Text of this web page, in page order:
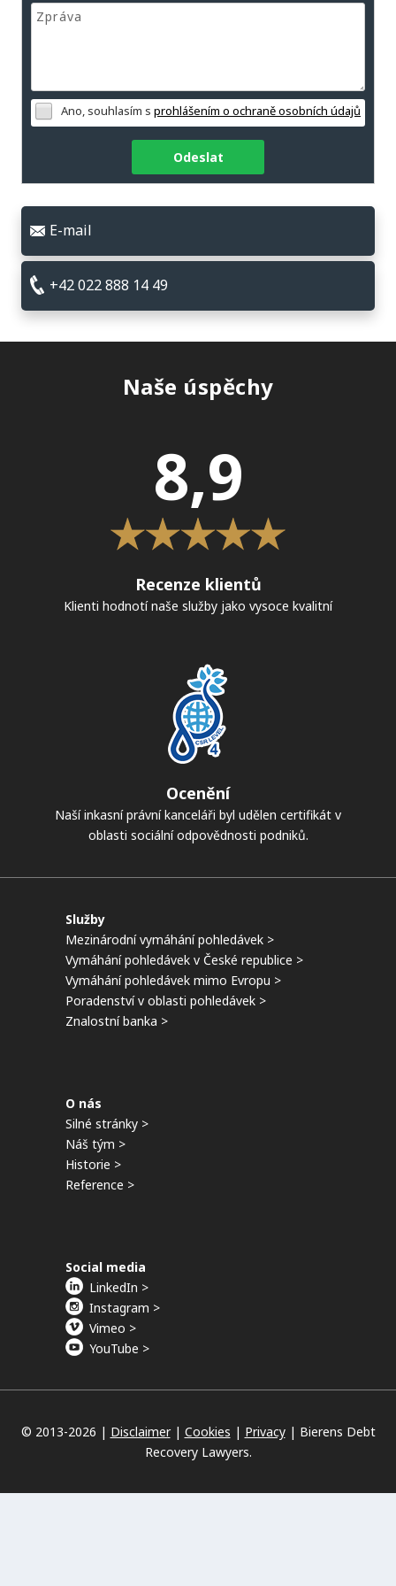
Ano, souhlasím s prohlášením o ochraně osobních údajů
Odeslat
E-mail
+42 022 888 14 49
Naše úspěchy
8,9
Recenze klientů
Klienti hodnotí naše služby jako vysoce kvalitní
Ocenění
Naší inkasní právní kanceláři byl udělen certifikát v
oblasti sociální odpovědnosti podniků.
Služby
Mezinárodní vymáhání pohledávek >
Vymáhání pohledávek v České republice >
Vymáhání pohledávek mimo Evropu >
Poradenství v oblasti pohledávek >
Znalostní banka >
O nás
Silné stránky >
Náš tým >
Historie >
Reference >
Social media
LinkedIn >
Instagram >
Vimeo >
YouTube >
© 2013-2026 | Disclaimer| Cookies | Privacy| Bierens Debt
Recovery Lawyers.